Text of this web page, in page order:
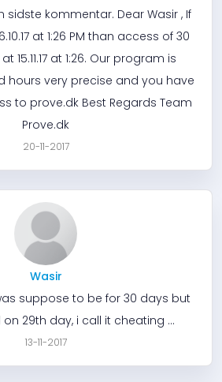
sidste kommentar. Dear Wasir , If
at 1:26 PM than access of 30
15.11.17 at 1:26. Our program is
hours very precise and you have
to prove.dk Best Regards Team
Prove.dk
20-11-2017
Wasir
suppose to be for 30 days but
29th day, i call it cheating ...
13-11-2017